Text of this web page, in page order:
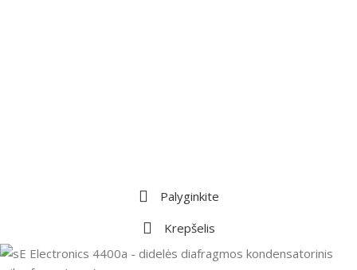
Palyginkite
Krepšelis